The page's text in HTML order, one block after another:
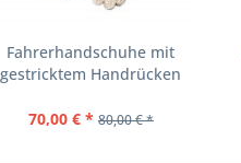
Fahrerhandschuhe mit
gestricktem Handrücken
70,00 € * 80,00 € *